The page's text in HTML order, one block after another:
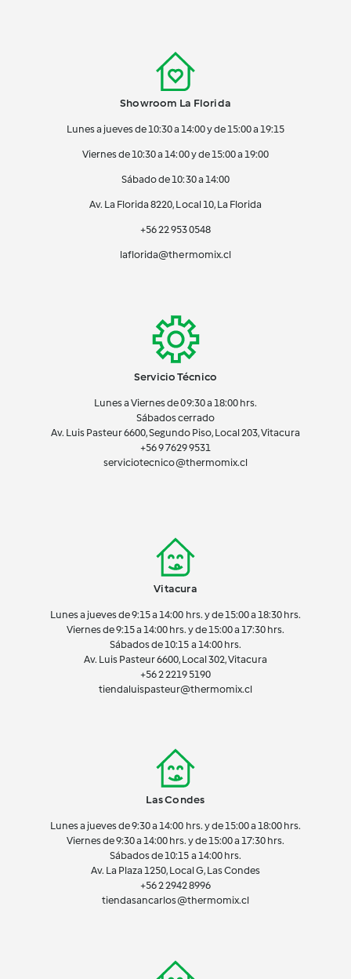
Showroom La Florida
Lunes a jueves de 10:30 a 14:00 y de 15:00 a 19:15
Viernes de 10:30 a 14:00 y de 15:00 a 19:00
Sábado de 10:30 a 14:00
Av. La Florida 8220, Local 10, La Florida
+56 22 953 0548
laflorida@thermomix.cl
Servicio Técnico
Lunes a Viernes de 09:30 a 18:00 hrs.
Sábados cerrado
Av. Luis Pasteur 6600, Segundo Piso, Local 203, Vitacura
+56 9 7629 9531
serviciotecnico@thermomix.cl
Vitacura
Lunes a jueves de 9:15 a 14:00 hrs. y de 15:00 a 18:30 hrs.
Viernes de 9:15 a 14:00 hrs. y de 15:00 a 17:30 hrs.
Sábados de 10:15 a 14:00 hrs.
Av. Luis Pasteur 6600, Local 302, Vitacura
+56 2 2219 5190
tiendaluispasteur@thermomix.cl
Las Condes
Lunes a jueves de 9:30 a 14:00 hrs. y de 15:00 a 18:00 hrs.
Viernes de 9:30 a 14:00 hrs. y de 15:00 a 17:30 hrs.
Sábados de 10:15 a 14:00 hrs.
Av. La Plaza 1250, Local G, Las Condes
+56 2 2942 8996
tiendasancarlos@thermomix.cl